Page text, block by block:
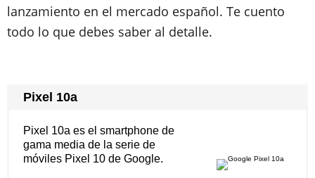
lanzamiento en el mercado español. Te cuento
todo lo que debes saber al detalle.
Pixel 10a
Pixel 10a es el smartphone de
gama media de la serie de
móviles Pixel 10 de Google.